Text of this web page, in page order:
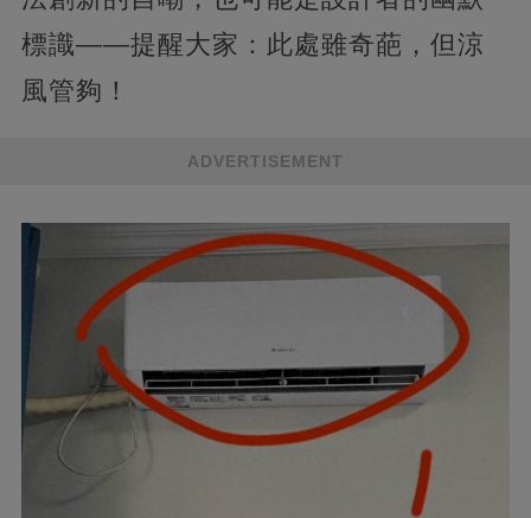
標識——提醒大家：此處雖奇葩，但涼
風管夠！
ADVERTISEMENT